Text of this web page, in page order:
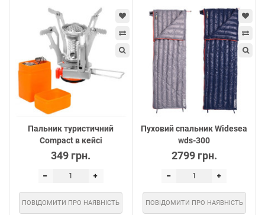
Пальник туристичний
Compact в кейсі
349 грн.
ПОВІДОМИТИ ПРО НАЯВНІСТЬ
Пуховий спальник Widesea
wds-300
2799 грн.
ПОВІДОМИТИ ПРО НАЯВНІСТЬ